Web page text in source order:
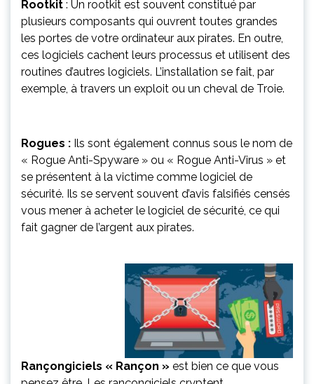
Rootkit : Un rootkit est souvent constitué par
plusieurs composants qui ouvrent toutes grandes
les portes de votre ordinateur aux pirates. En outre,
ces logiciels cachent leurs processus et utilisent des
routines d’autres logiciels. L’installation se fait, par
exemple, à travers un exploit ou un cheval de Troie.
Rogues : Ils sont également connus sous le nom de
« Rogue Anti-Spyware » ou « Rogue Anti-Virus » et
se présentent à la victime comme logiciel de
sécurité. Ils se servent souvent d’avis falsifiés censés
vous mener à acheter le logiciel de sécurité, ce qui
fait gagner de l’argent aux pirates.
Rançongiciels « Rançon » est bien ce que vous